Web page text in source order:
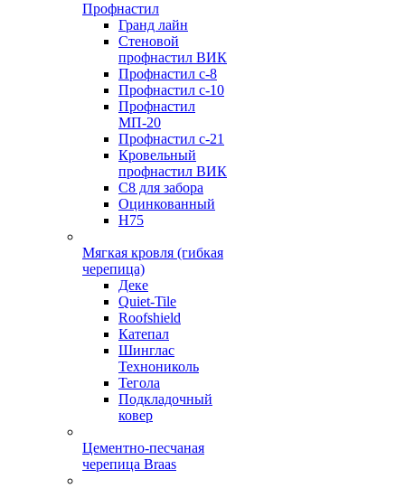
Профнастил
Гранд лайн
Стеновой
профнастил ВИК
Профнастил с-8
Профнастил с-10
Профнастил
МП-20
Профнастил с-21
Кровельный
профнастил ВИК
С8 для забора
Оцинкованный
Н75
Мягкая кровля (гибкая
черепица)
Деке
Quiet-Tile
Roofshield
Катепал
Шинглас
Технониколь
Тегола
Подкладочный
ковер
Цементно-песчаная
черепица Braas